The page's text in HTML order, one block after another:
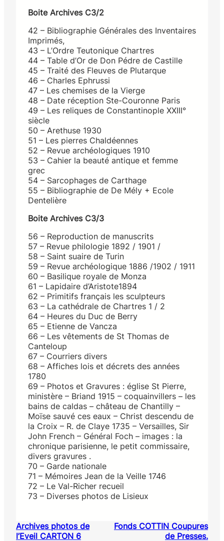
Boite Archives C3/2
42 – Bibliographie Générales des Inventaires
Imprimés,
43 – L’Ordre Teutonique Chartres
44 – Table d’Or de Don Pédre de Castille
45 – Traité des Fleuves de Plutarque
46 – Charles Ephrussi
47 – Les chemises de la Vierge
48 – Date réception Ste-Couronne Paris
49 – Les reliques de Constantinople XXIII°
siècle
50 – Arethuse 1930
51 – Les pierres Chaldéennes
52 – Revue archéologiques 1910
53 – Cahier la beauté antique et femme
grec
54 – Sarcophages de Carthage
55 – Bibliographie de De Mély + Ecole
Dentelière
Boite Archives C3/3
56 – Reproduction de manuscrits
57 – Revue philologie 1892 / 1901 /
58 – Saint suaire de Turin
59 – Revue archéologique 1886 /1902 / 1911
60 – Basilique royale de Monza
61 – Lapidaire d’Aristote1894
62 – Primitifs français les sculpteurs
63 – La cathédrale de Chartres 1 / 2
64 – Heures du Duc de Berry
65 – Etienne de Vancza
66 – Les vêtements de St Thomas de
Canteloup
67 – Courriers divers
68 – Affiches lois et décrets des années
1780
69 – Photos et Gravures : église St Pierre,
ministère – Briand 1915 – coquainvillers – les
bains de caldas – château de Chantilly –
Moïse sauvé ces eaux – Christ descendu de
la Croix – R. de Claye 1735 – Versailles, Sir
John French – Général Foch – images : la
chronique parisienne, le petit commissaire,
divers gravures .
70 – Garde nationale
71 – Mémoires Jean de la Veille 1746
72 – Le Val-Richer recueil
73 – Diverses photos de Lisieux
Archives photos de
l’Eveil CARTON 6
Fonds COTTIN Coupures
de Presses.